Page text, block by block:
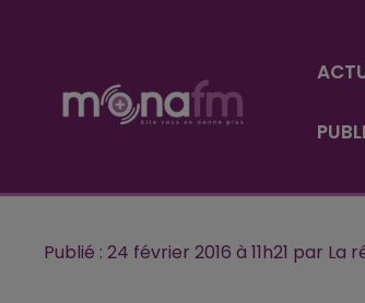
Publié : 24 février 2016 à 11h21 par La